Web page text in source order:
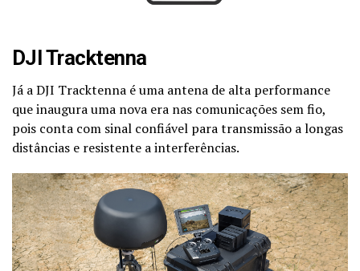
DJI Tracktenna
Já a DJI Tracktenna é uma antena de alta performance
que inaugura uma nova era nas comunicações sem fio,
pois conta com sinal confiável para transmissão a longas
distâncias e resistente a interferências.